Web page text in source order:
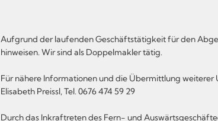
Aufgrund der laufenden Geschäftstätigkeit für den
hinweisen. Wir sind als Doppelmakler tätig.
Für nähere Informationen und die Übermittlung
Elisabeth Preissl, Tel. 0676 474 59 29
Durch das Inkraftreten des Fern- und